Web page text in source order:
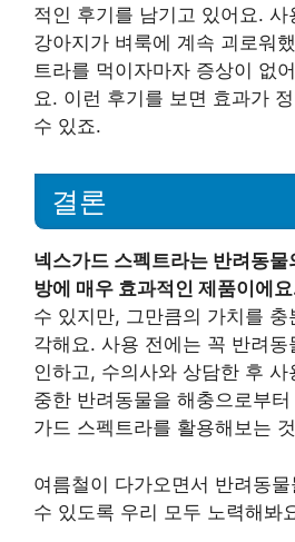
적인 후기를 남기고 있어요. 사
강아지가 벼룩에 계속 괴로워
트라를 먹이자마자 증상이 없
요. 이런 후기를 보면 효과가
수 있죠.
결론
넥스가드 스펙트라는 반려동물
방에 매우 효과적인 제품이에
수 있지만, 그만큼의 가치를 충
각해요. 사용 전에는 꼭 반려
인하고, 수의사와 상담한 후
중한 반려동물을 해충으로부
가드 스펙트라를 활용해보는
여름철이 다가오면서 반려동
수 있도록 우리 모두 노력해봐